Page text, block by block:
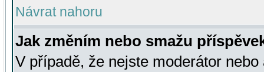
Návrat nahoru
Jak změním nebo smažu
V případě, že nejste moderátor